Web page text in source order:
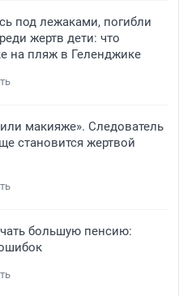
под лежаками, погибли
жертв дети: что
на пляж в Геленджике
макияже». Следователь
становится жертвой
большую пенсию: